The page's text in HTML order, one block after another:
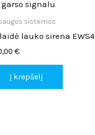
sistemos
lauko sirena EWS4
€
Į krepšelį